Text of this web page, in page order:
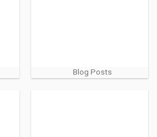
Blog Posts